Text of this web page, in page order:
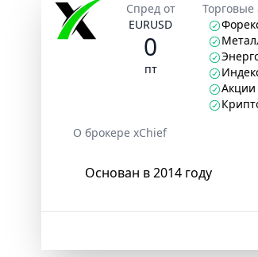
Спред от
EURUSD
0
пт
Торговые
Акции
О брокере xChief
Основан в 2014 году